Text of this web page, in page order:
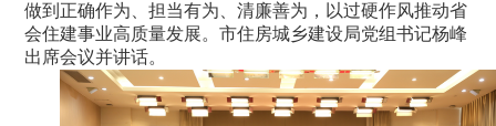
做到正确作为、担当有为、清廉善为，以过硬作风推动省
会住建事业高质量发展。市住房城乡建设局党组书记杨峰
出席会议并讲话。